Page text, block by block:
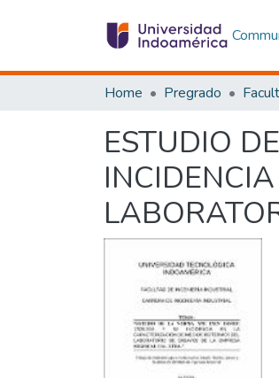
Home Pregrado
ESTUDIO